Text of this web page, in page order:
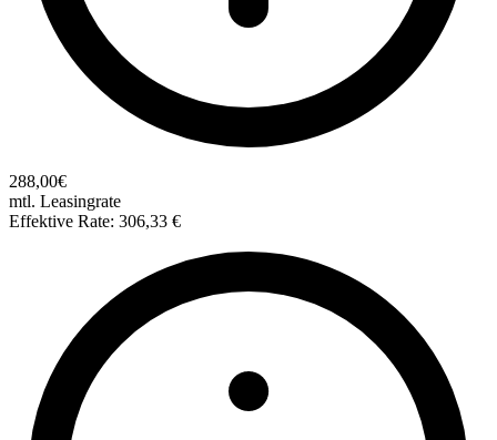
288,00€
mtl. Leasingrate
Effektive Rate: 306,33 €